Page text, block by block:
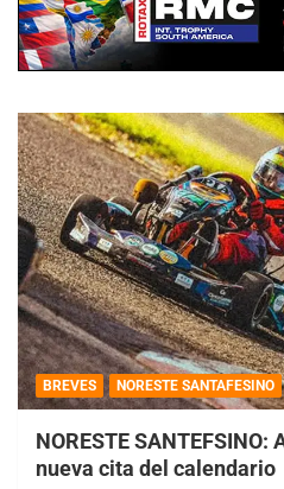
BREVES NORESTE SANTAFESINO
NORESTE
nueva cita del calendario